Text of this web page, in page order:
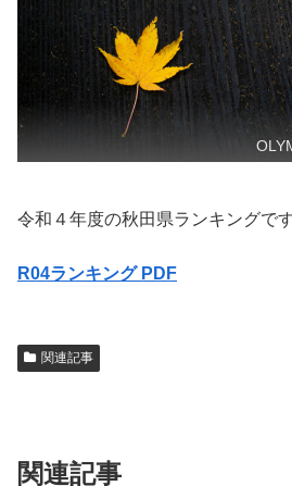
令和４年度の秋田県ランキングで
R04ランキング PDF
関連記事
関連記事